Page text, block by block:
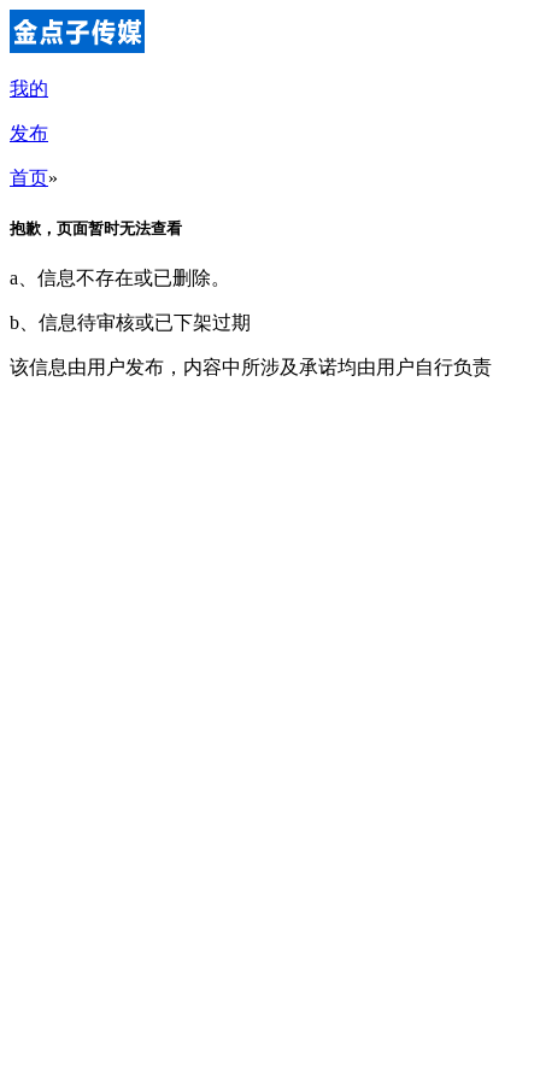
我的
发布
首页»
抱歉，页面暂时无法查看
a、信息不存在或已删除。
b、信息待审核或已下架过期
该信息由用户发布，内容中所涉及承诺均由用户自行负责